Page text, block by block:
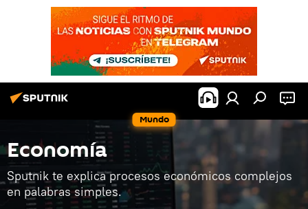
Mundo
Economía
Sputnik te explica procesos económicos complejos
en palabras simples.